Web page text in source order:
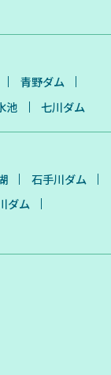
青野ダム
池 七川ダム
石手川ダム
ダム